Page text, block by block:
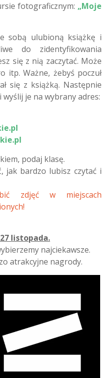
fotograficznym: „Moje
sobą ulubioną książkę i
do zidentyfikowania
się z nią zaczytać. Może
itp. Ważne, żebyś poczuł
się z książką. Następnie
je na wybrany adres:
podaj klasę.
jak bardzo lubisz czytać i
zdjęć w miejscach
listopada.
najciekawsze.
atrakcyjne nagrody.